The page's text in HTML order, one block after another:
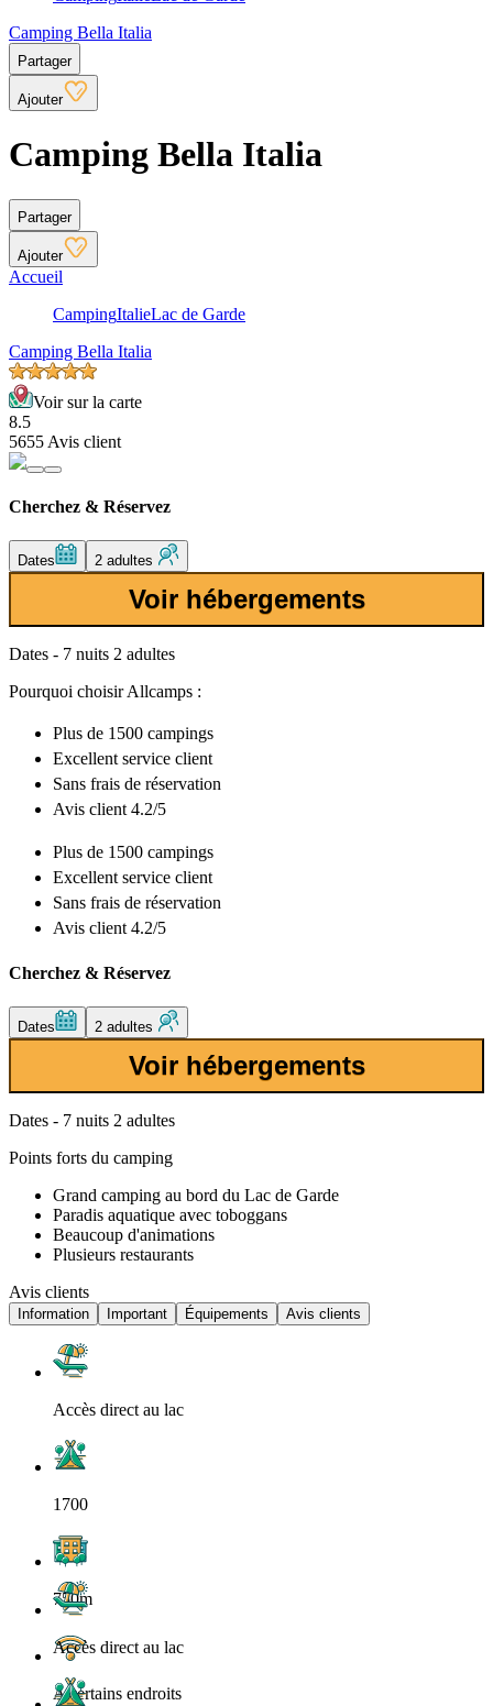
Camping Bella Italia
Partager
Ajouter
Camping Bella Italia
Partager
Ajouter
Accueil
CampingItalieLac de Garde
Camping Bella Italia
Voir sur la carte
8.5
5655 Avis client
Cherchez & Réservez
Dates 2 adultes
Voir hébergements
Dates - 7 nuits 2 adultes
Pourquoi choisir Allcamps :
Plus de 1500 campings
Excellent service client
Sans frais de réservation
Avis client 4.2/5
Plus de 1500 campings
Excellent service client
Sans frais de réservation
Avis client 4.2/5
Cherchez & Réservez
Dates 2 adultes
Voir hébergements
Dates - 7 nuits 2 adultes
Points forts du camping
Grand camping au bord du Lac de Garde
Paradis aquatique avec toboggans
Beaucoup d'animations
Plusieurs restaurants
Avis clients
Information Important Équipements Avis clients
Accès direct au lac
1700
750m
A certains endroits
Accès direct au lac